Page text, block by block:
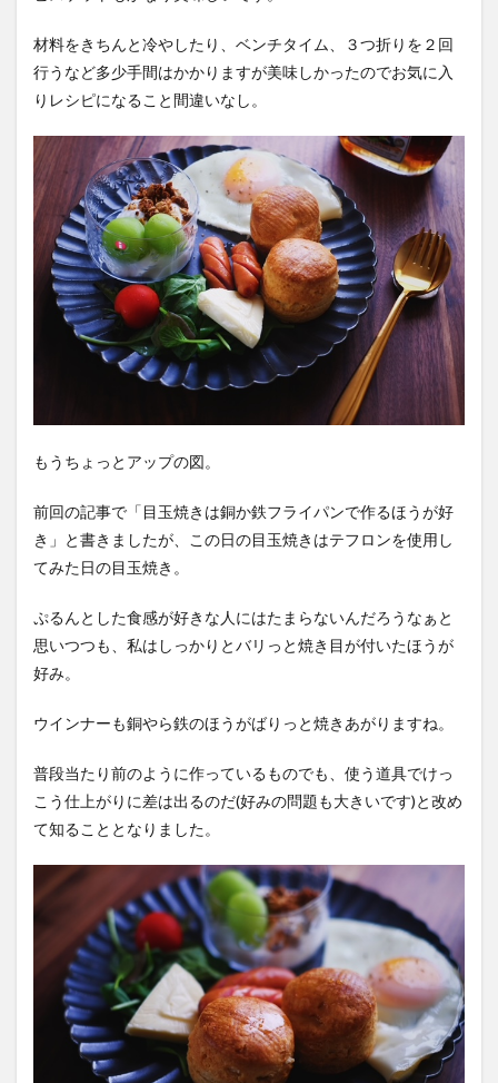
材料をきちんと冷やしたり、ベンチタイム、３つ折りを２回
行うなど多少手間はかかりますが美味しかったのでお気に入
りレシピになること間違いなし。
もうちょっとアップの図。
前回の記事で「目玉焼きは銅か鉄フライパンで作るほうが好
き」と書きましたが、この日の目玉焼きはテフロンを使用し
てみた日の目玉焼き。
ぷるんとした食感が好きな人にはたまらないんだろうなぁと
思いつつも、私はしっかりとバリっと焼き目が付いたほうが
好み。
ウインナーも銅やら鉄のほうがばりっと焼きあがりますね。
普段当たり前のように作っているものでも、使う道具でけっ
こう仕上がりに差は出るのだ(好みの問題も大きいです)と改め
て知ることとなりました。